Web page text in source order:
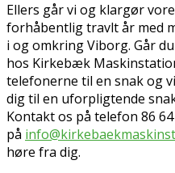
Ellers går vi og klargør
forhåbentlig travlt år med
i og omkring Viborg. Går
hos Kirkebæk
telefonerne til en snak og
dig til en uforpligtende
Kontakt os på telefon 86
på
høre fra dig.